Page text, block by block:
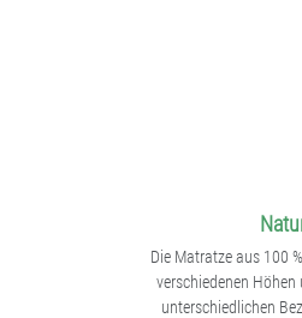
Die Matratze aus 100
verschiedenen
unterschiedlichen